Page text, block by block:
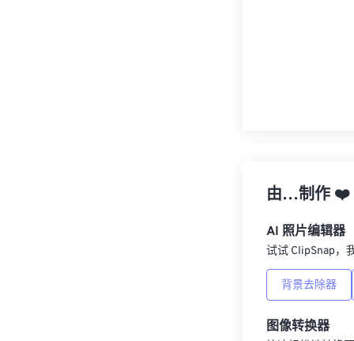
由…制作 ❤️
AI 照片编辑器
试试 ClipSnap，
背景去除器
图像转换器